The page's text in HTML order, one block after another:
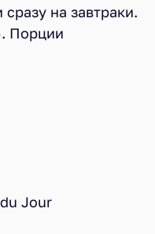
на завтраки.
Порции